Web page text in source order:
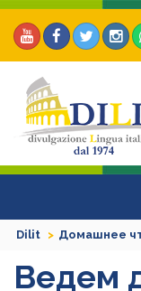
Dilit
Домашнее
Ведем